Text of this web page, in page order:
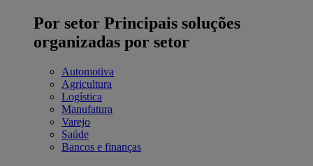
Por setor Principais soluções
organizadas por setor
Automotiva
Agricultura
Logística
Manufatura
Varejo
Saúde
Bancos e finanças